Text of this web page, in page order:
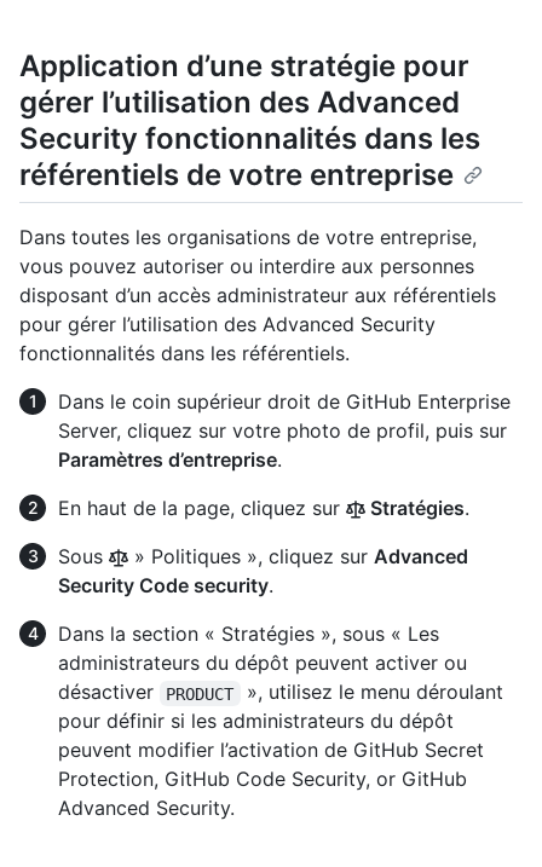
Application d’une stratégie pour
gérer l’utilisation des Advanced
Security fonctionnalités dans les
référentiels de votre entreprise
Dans toutes les organisations de votre entreprise,
vous pouvez autoriser ou interdire aux personnes
disposant d’un accès administrateur aux référentiels
pour gérer l’utilisation des Advanced Security
fonctionnalités dans les référentiels.
Dans le coin supérieur droit de GitHub Enterprise
Server, cliquez sur votre photo de profil, puis sur
Paramètres d’entreprise.
En haut de la page, cliquez sur
Stratégies.
Sous
» Politiques », cliquez sur Advanced
Security Code security.
Dans la section « Stratégies », sous « Les
administrateurs du dépôt peuvent activer ou
désactiver
PRODUCT
», utilisez le menu déroulant
pour définir si les administrateurs du dépôt
peuvent modifier l’activation de GitHub Secret
Protection, GitHub Code Security, or GitHub
Advanced Security.